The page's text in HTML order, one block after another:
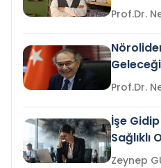
İşe
Sağlıklı
Gelir mi?